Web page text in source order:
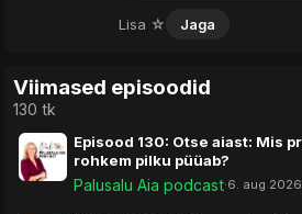
Lisa ☆ Jaga
Viimased episoodid
130 tk
Episood 130: Otse aiast: Mis praegu aias kõige
rohkem pilku püüab?
Palusalu Aia podcast·6. aug 2026